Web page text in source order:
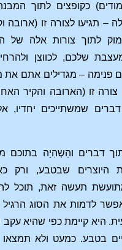
כקופצים לתוך
– תגיעו לצורה זו (ארובה
לתוך צורות אלה של
שלכם, לכווצן
פנימה – מגדילים אתם
זו (הארובה והקיר
שמשתייכים יחדיו,
דברים והַשְהִיָה בתוכם
היוצרים שבטבע, ורק
תעשה זאת, תוכל
לדמות את הסוג
היא קיימת כפי שהיא
בטבע. כמעט ולא